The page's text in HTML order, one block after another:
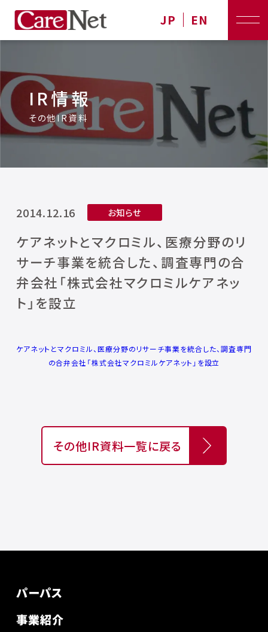
JP EN
IR情報
その他IR資料
2014.12.16 お知らせ
ケアネットとマクロミル、医療分野のリ
サーチ事業を統合した、調査専門の合
弁会社「株式会社マクロミルケアネッ
ト」を設立
ケアネットとマクロミル、医療分野のリサーチ事業を統合した、調査専門
の合弁会社「株式会社マクロミルケアネット」を設立
その他IR資料一覧に戻る
パーパス
事業紹介